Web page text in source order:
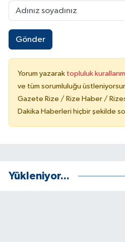
Gönder
Yorum yazarak topluluk
ve tüm sorumluluğu
Gazete Rize / Rize Haber /
Dakika Haberleri hiçbir şekilde
Yükleniyor...